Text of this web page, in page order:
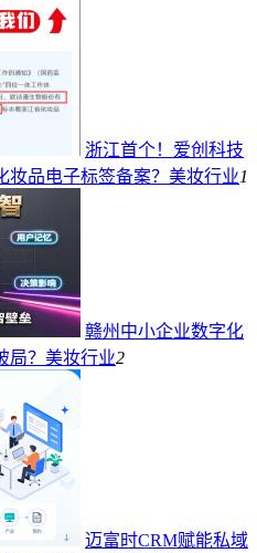
浙江首个！爱创科技
品电子标签备案？ 美妆行业1
赣州中小企业数字化
？ 美妆行业2
迈富时CRM赋能私域